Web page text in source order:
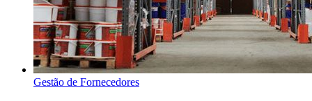
Gestão de Fornecedores